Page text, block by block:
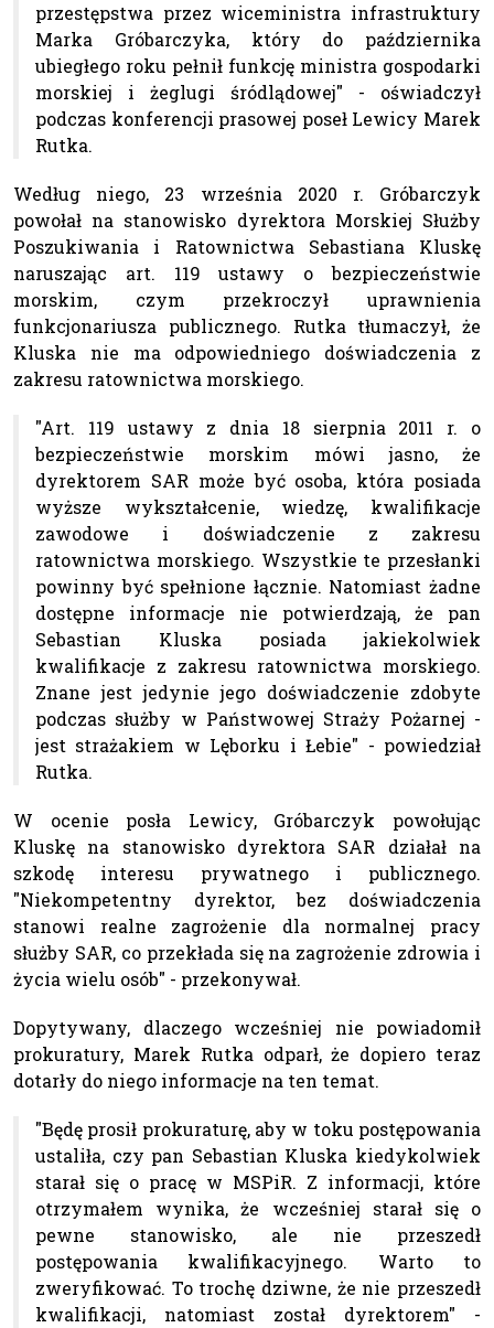
przestępstwa przez wiceministra infrastruktury
Marka Gróbarczyka, który do października
ubiegłego roku pełnił funkcję ministra gospodarki
morskiej i żeglugi śródlądowej" - oświadczył
podczas konferencji prasowej poseł Lewicy Marek
Rutka.
Według niego, 23 września 2020 r. Gróbarczyk
powołał na stanowisko dyrektora Morskiej Służby
Poszukiwania i Ratownictwa Sebastiana Kluskę
naruszając art. 119 ustawy o bezpieczeństwie
morskim, czym przekroczył uprawnienia
funkcjonariusza publicznego. Rutka tłumaczył, że
Kluska nie ma odpowiedniego doświadczenia z
zakresu ratownictwa morskiego.
"Art. 119 ustawy z dnia 18 sierpnia 2011 r. o
bezpieczeństwie morskim mówi jasno, że
dyrektorem SAR może być osoba, która posiada
wyższe wykształcenie, wiedzę, kwalifikacje
zawodowe i doświadczenie z zakresu
ratownictwa morskiego. Wszystkie te przesłanki
powinny być spełnione łącznie. Natomiast żadne
dostępne informacje nie potwierdzają, że pan
Sebastian Kluska posiada jakiekolwiek
kwalifikacje z zakresu ratownictwa morskiego.
Znane jest jedynie jego doświadczenie zdobyte
podczas służby w Państwowej Straży Pożarnej -
jest strażakiem w Lęborku i Łebie" - powiedział
Rutka.
W ocenie posła Lewicy, Gróbarczyk powołując
Kluskę na stanowisko dyrektora SAR działał na
szkodę interesu prywatnego i publicznego.
"Niekompetentny dyrektor, bez doświadczenia
stanowi realne zagrożenie dla normalnej pracy
służby SAR, co przekłada się na zagrożenie zdrowia i
życia wielu osób" - przekonywał.
Dopytywany, dlaczego wcześniej nie powiadomił
prokuratury, Marek Rutka odparł, że dopiero teraz
dotarły do niego informacje na ten temat.
"Będę prosił prokuraturę, aby w toku postępowania
ustaliła, czy pan Sebastian Kluska kiedykolwiek
starał się o pracę w MSPiR. Z informacji, które
otrzymałem wynika, że wcześniej starał się o
pewne stanowisko, ale nie przeszedł
postępowania kwalifikacyjnego. Warto to
zweryfikować. To trochę dziwne, że nie przeszedł
kwalifikacji, natomiast został dyrektorem" -